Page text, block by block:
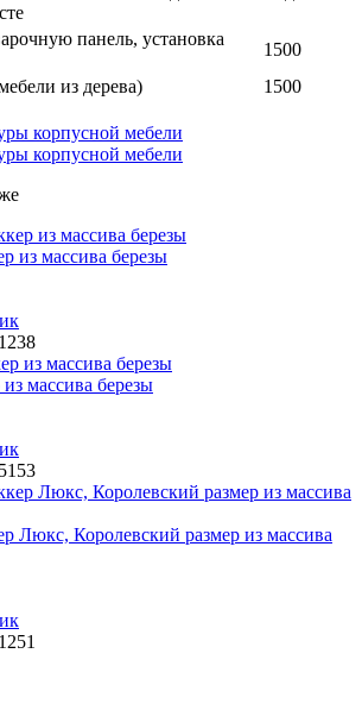
панель, установка
1500
из дерева)
1500
из массива березы
массива березы
Люкс, Королевский размер из массива